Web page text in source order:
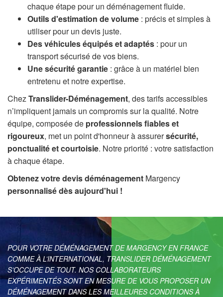
chaque étape pour un déménagement fluide.
Outils d'estimation de volume : précis et simples à
utiliser pour un devis juste.
Des véhicules équipés et adaptés : pour un
transport sécurisé de vos biens.
Une sécurité garantie : grâce à un matériel bien
entretenu et notre expertise.
ChezTranslider-Déménagement, des tarifs accessibles
n’impliquent jamais un compromis sur la qualité. Notre
équipe, composée de professionnels fiables et
rigoureux, met un point d'honneur à assurersécurité,
ponctualité et courtoisie. Notre priorité : votre satisfaction
à chaque étape.
Obtenez votre devis déménagement Margency
personnalisé dès aujourd'hui !
POUR VOTRE DÉMÉNAGEMENT DE MARGENCY EN FRANCE
COMME À L’INTERNATIONAL, TRANSLIDER DÉMÉNAGEMENT
S’OCCUPE DE TOUT. NOS COLLABORATEURS
EXPÉRIMENTÉS SONT EN MESURE DE VOUS PROPOSER UN
DÉMÉNAGEMENT DANS LES MEILLEURES CONDITIONS À